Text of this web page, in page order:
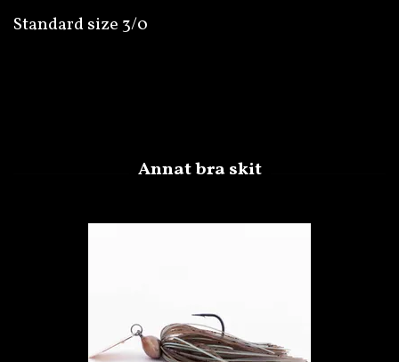
Standard size 3/0